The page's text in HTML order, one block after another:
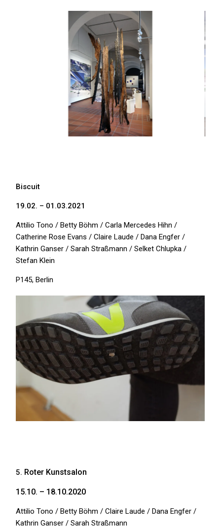
Biscuit
19.02. – 01.03.2021
Attilio Tono / Betty Böhm / Carla Mercedes Hihn /
Catherine Rose Evans / Claire Laude / Dana Engfer /
Kathrin Ganser / Sarah Straßmann / Selket Chlupka /
Stefan Klein
P145, Berlin
5. Roter Kunstsalon
15.10. – 18.10.2020
Attilio Tono / Betty Böhm / Claire Laude / Dana Engfer /
Kathrin Ganser / Sarah Straßmann